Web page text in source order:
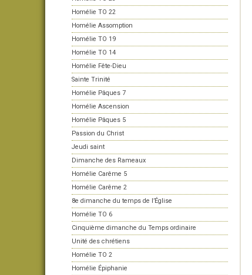
Homélie TO 22
Homélie Assomption
Homélie TO 19
Homélie TO 14
Homélie Fête-Dieu
Sainte Trinité
Homélie Pâques 7
Homélie Ascension
Homélie Pâques 5
Passion du Christ
Jeudi saint
Dimanche des Rameaux
Homélie Carême 5
Homélie Carême 2
8e dimanche du temps de l’Église
Homélie TO 6
Cinquième dimanche du Temps ordinaire
Unité des chrétiens
Homélie TO 2
Homélie Épiphanie